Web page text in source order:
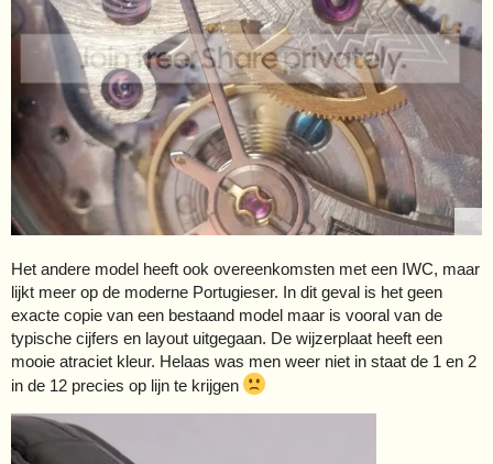
Het andere model heeft ook overeenkomsten met een IWC, maar
lijkt meer op de moderne Portugieser. In dit geval is het geen
exacte copie van een bestaand model maar is vooral van de
typische cijfers en layout uitgegaan. De wijzerplaat heeft een
mooie atraciet kleur. Helaas was men weer niet in staat de 1 en 2
in de 12 precies op lijn te krijgen